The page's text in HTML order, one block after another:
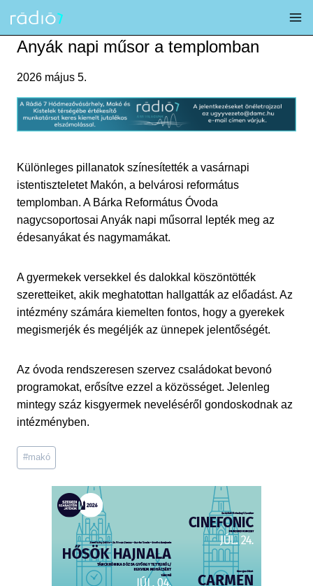
contentAnyák napi műsor a templomban
2026 május 5.
Különleges pillanatok színesítették a vasárnapi
istentiszteletet Makón, a belvárosi református
templomban. A Bárka Református Óvoda
nagycsoportosai Anyák napi műsorral lepték meg az
édesanyákat és nagymamákat.
A gyermekek versekkel és dalokkal köszöntötték
szeretteiket, akik meghatottan hallgatták az előadást. Az
intézmény számára kiemelten fontos, hogy a gyerekek
megismerjék és megéljék az ünnepek jelentőségét.
Az óvoda rendszeresen szervez családokat bevonó
programokat, erősítve ezzel a közösséget. Jelenleg
mintegy száz kisgyermek neveléséről gondoskodnak az
intézményben.
Post
Tags:
#makó